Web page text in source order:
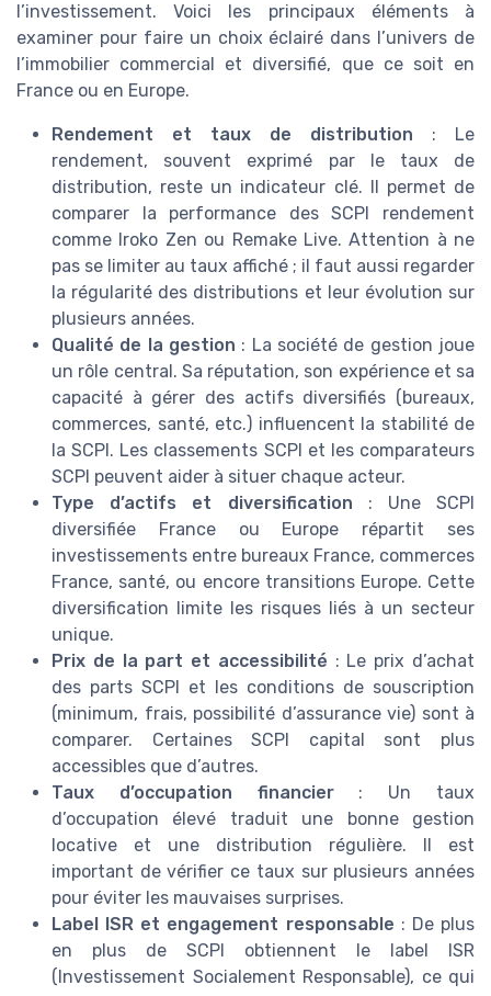
l’investissement. Voici les principaux éléments à
examiner pour faire un choix éclairé dans l’univers de
l’immobilier commercial et diversifié, que ce soit en
France ou en Europe.
Rendement et taux de distribution : Le
rendement, souvent exprimé par le taux de
distribution, reste un indicateur clé. Il permet de
comparer la performance des SCPI rendement
comme Iroko Zen ou Remake Live. Attention à ne
pas se limiter au taux affiché ; il faut aussi regarder
la régularité des distributions et leur évolution sur
plusieurs années.
Qualité de la gestion : La société de gestion joue
un rôle central. Sa réputation, son expérience et sa
capacité à gérer des actifs diversifiés (bureaux,
commerces, santé, etc.) influencent la stabilité de
la SCPI. Les classements SCPI et les comparateurs
SCPI peuvent aider à situer chaque acteur.
Type d’actifs et diversification : Une SCPI
diversifiée France ou Europe répartit ses
investissements entre bureaux France, commerces
France, santé, ou encore transitions Europe. Cette
diversification limite les risques liés à un secteur
unique.
Prix de la part et accessibilité : Le prix d’achat
des parts SCPI et les conditions de souscription
(minimum, frais, possibilité d’assurance vie) sont à
comparer. Certaines SCPI capital sont plus
accessibles que d’autres.
Taux d’occupation financier: Un taux
d’occupation élevé traduit une bonne gestion
locative et une distribution régulière. Il est
important de vérifier ce taux sur plusieurs années
pour éviter les mauvaises surprises.
Label ISR et engagement responsable : De plus
en plus de SCPI obtiennent le label ISR
(Investissement Socialement Responsable), ce qui